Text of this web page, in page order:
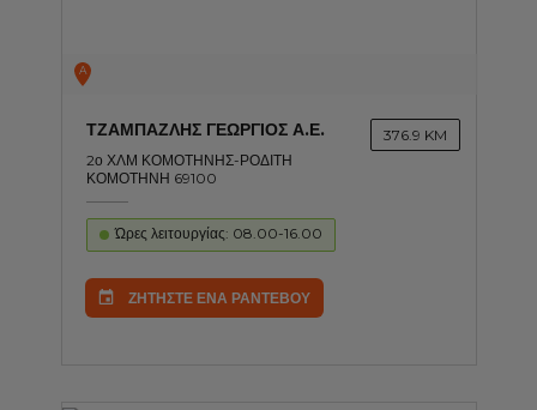
A
ΤΖΑΜΠΑΖΛΗΣ ΓΕΩΡΓΙΟΣ Α.Ε.
2ο ΧΛΜ ΚΟΜΟΤΗΝΗΣ-ΡΟΔΙΤΗ
ΚΟΜΟΤΗΝΗ 69100
376.9 KM
Ώρες λειτουργίας: 08.00-16.00
ΖΗΤΗΣΤΕ ΕΝΑ ΡΑΝΤΕΒΟΥ